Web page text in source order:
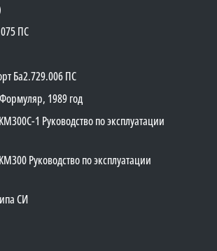
ПС
Ба2.729.006 ПС
1989 год
1 Руководство по эксплуатации
Руководство по эксплуатации
СИ